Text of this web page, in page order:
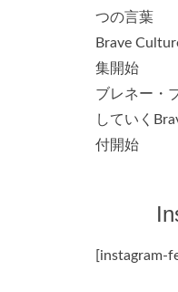
つの言葉
Brave
集開始
ブレネー・
していく
付開始
[instagram-